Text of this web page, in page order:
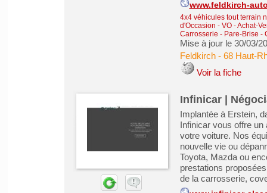
www.feldkirch-
4x4 véhicules tout terrain
d'Occasion - VO-Achat-
Carrosserie - Pare-Brise -
Mise à jour le 30/03/
Feldkirch- 68 Haut-
Voir la fiche
Infinicar |
Implantée à Erstein,
Infinicar vous offre
votre voiture. Nos
nouvelle vie ou
Toyota, Mazda ou
prestations
de la carrosserie,